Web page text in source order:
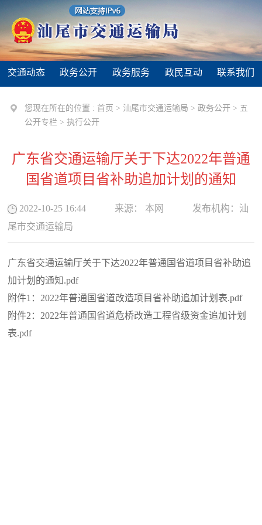
交通动态 政务公开 政务服务 政民互动 联系我们
您现在所在的位置 : 首页 > 汕尾市交通运输局 >政务公开 > 五
公开专栏 >执行公开
广东省交通运输厅关于下达2022年普通
国省道项目省补助追加计划的通知
2022-10-25 16:44 来源： 本网 发布机构： 汕
尾市交通运输局
广东省交通运输厅关于下达2022年普通国省道项目省补助追
加计划的通知.pdf
附件1：2022年普通国省道改造项目省补助追加计划表.pdf
附件2：2022年普通国省道危桥改造工程省级资金追加计划
表.pdf